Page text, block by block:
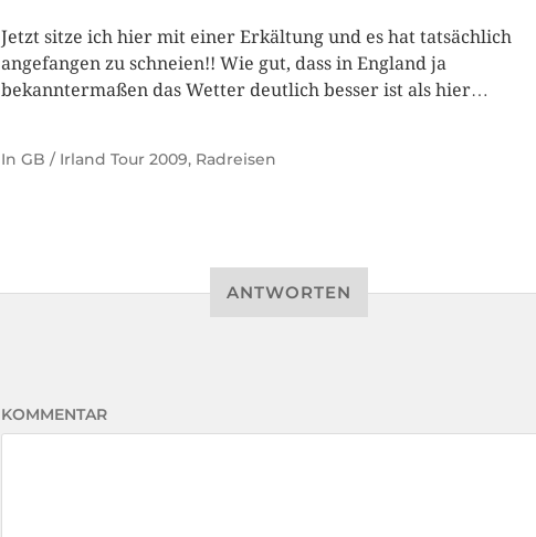
Jetzt sitze ich hier mit einer Erkältung und es hat tatsächlich
angefangen zu schneien!! Wie gut, dass in England ja
bekanntermaßen das Wetter deutlich besser ist als hier…
In GB / Irland Tour 2009, Radreisen
ANTWORTEN
KOMMENTAR